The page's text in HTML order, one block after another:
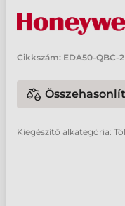
Cikkszám: EDA50-QBC-2
Kiegészítő alkategória: